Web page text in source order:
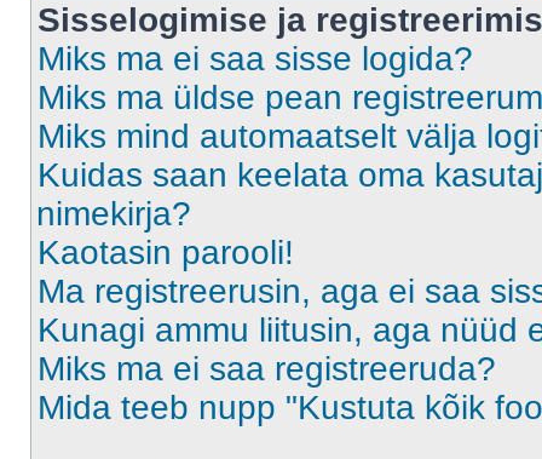
Sisselogimise ja
Miks ma ei saa sisse logida?
Miks ma üldse pean
Miks mind automaatselt välja
Kuidas saan keelata oma
nimekirja?
Kaotasin parooli!
Ma registreerusin, aga ei saa
Kunagi ammu liitusin, aga nüüd
Miks ma ei saa registreeruda?
Mida teeb nupp "Kustuta kõik